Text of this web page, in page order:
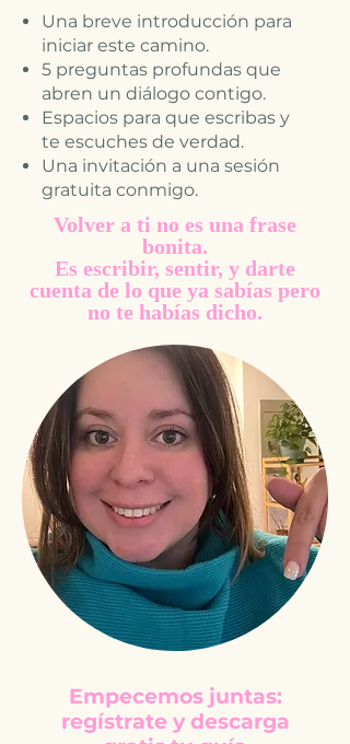
Una breve introducción para
iniciar este camino.
5 preguntas profundas que
abren un diálogo contigo.
Espacios para que escribas y
te escuches de verdad.
Una invitación a una sesión
gratuita conmigo.
Volver a ti no es una frase
bonita.
Es escribir, sentir, y darte
cuenta de lo que ya sabías pero
no te habías dicho.
Empecemos juntas:
regístrate y descarga